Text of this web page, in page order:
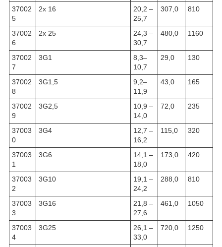
37002
5
2x 16
20,2 –
25,7
307,0 810
37002
6
2x 25
24,3 –
30,7
480,0 1160
37002
7
3G1
8,3–
10,7
29,0 130
37002
8
3G1,5
9,2–
11,9
43,0 165
37002
9
3G2,5
10,9 –
14,0
72,0 235
37003
0
3G4
12,7 –
16,2
115,0 320
37003
1
3G6
14,1 –
18,0
173,0 420
37003
2
3G10
19,1 –
24,2
288,0 810
37003
3
3G16
21,8 –
27,6
461,0 1050
37003
4
3G25
26,1 –
33,0
720,0 1250